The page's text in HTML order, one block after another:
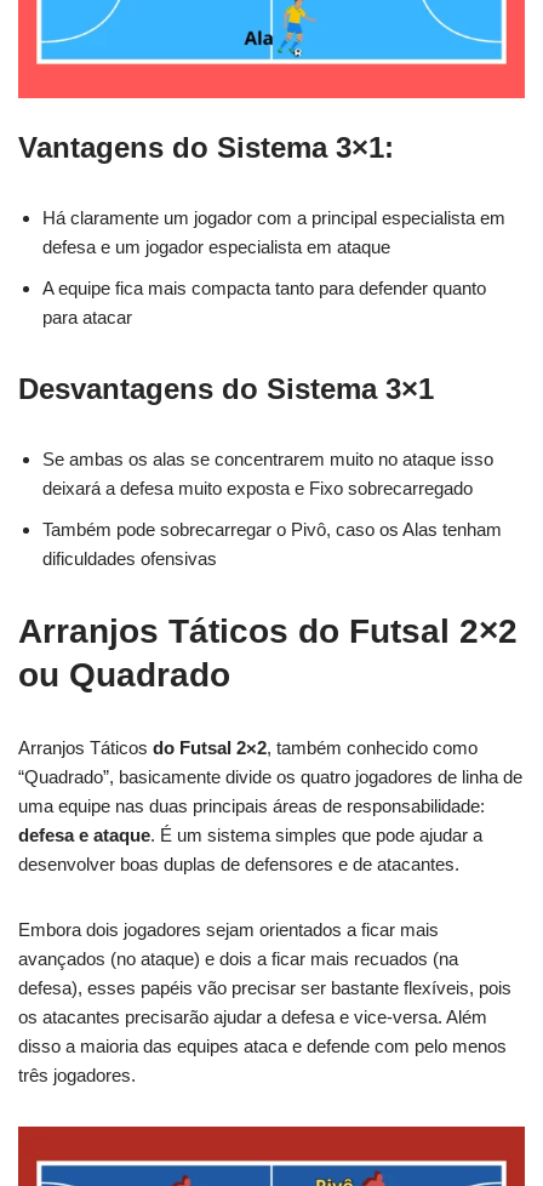
Vantagens do Sistema 3×1:
Há claramente um jogador com a principal especialista em
defesa e um jogador especialista em ataque
A equipe fica mais compacta tanto para defender quanto
para atacar
Desvantagens do Sistema 3×1
Se ambas os alas se concentrarem muito no ataque isso
deixará a defesa muito exposta e Fixo sobrecarregado
Também pode sobrecarregar o Pivô, caso os Alas tenham
dificuldades ofensivas
Arranjos Táticos do Futsal 2×2
ou Quadrado
Arranjos Táticos do Futsal 2×2, também conhecido como
“Quadrado”, basicamente divide os quatro jogadores de linha de
uma equipe nas duas principais áreas de responsabilidade:
defesa e ataque. É um sistema simples que pode ajudar a
desenvolver boas duplas de defensores e de atacantes.
Embora dois jogadores sejam orientados a ficar mais
avançados (no ataque) e dois a ficar mais recuados (na
defesa), esses papéis vão precisar ser bastante flexíveis, pois
os atacantes precisarão ajudar a defesa e vice-versa. Além
disso a maioria das equipes ataca e defende com pelo menos
três jogadores.